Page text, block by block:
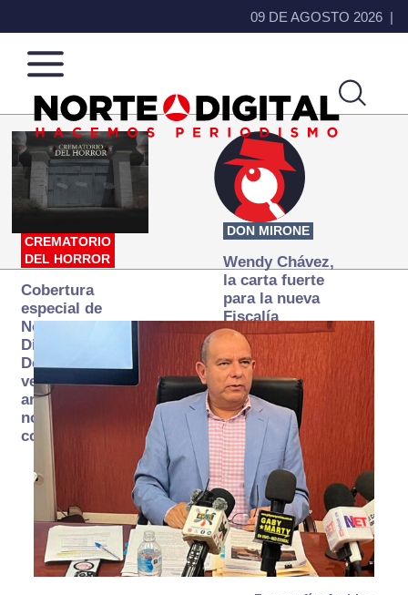
09 DE AGOSTO 2026
Norte
de
Ciudad
Más
que
noticias,
hacemos periodismo
CREMATORIO
DEL HORROR
Cobertura
especial de
Norte
Digital:
Donde la
verdad
arde… pero
no se
consume
DON MIRONE
Wendy Chávez,
la carta fuerte
para la nueva
Fiscalía
autónoma